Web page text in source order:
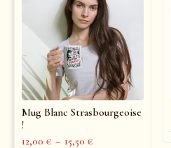
Mug Blanc Strasbourgeoise
!
12,00 € – 15,50 €